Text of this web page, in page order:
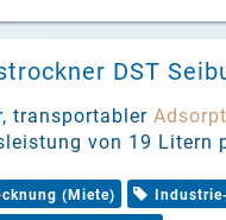
DST
transportabler
von 19 Litern
(Miete)